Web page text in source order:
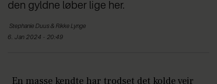
den gyldne løber lige her.
Stephanie Duus & Rikke Lynge
6. Jan 2024 - 20:49
En masse kendte har trodset det kolde vejr